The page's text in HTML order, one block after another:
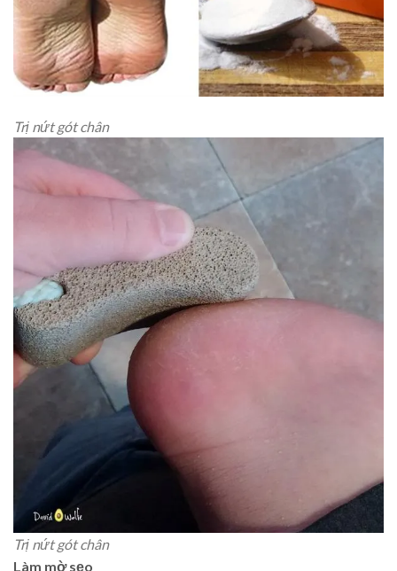
Trị nứt gót chân
Trị nứt gót chân
Làm mờ sẹo